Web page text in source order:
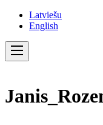
Latviešu
English